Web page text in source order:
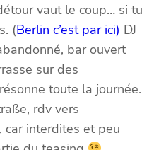
vaut le coup… si tu
(Berlin c’est par ici) DJ
bar ouvert
sur des
toute la journée.
rdv vers
car interdites et peu